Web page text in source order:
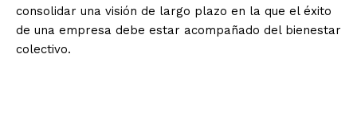
consolidar una visión de largo plazo en la que el éxito
de una empresa debe estar acompañado del bienestar
colectivo.